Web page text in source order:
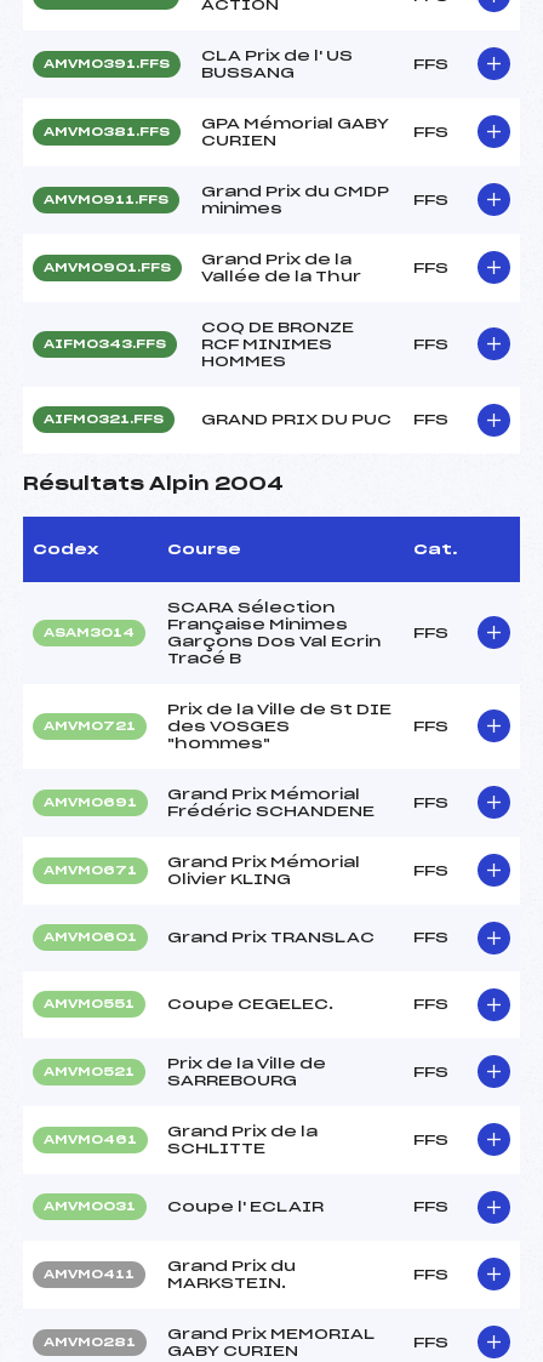
ACTION
AMVM0391.FFS
CLA Prix de l' US
BUSSANG
FFS
AMVM0381.FFS
GPA Mémorial GABY
CURIEN
FFS
AMVM0911.FFS
Grand Prix du CMDP
minimes
FFS
AMVM0901.FFS
Grand Prix de la
Vallée de la Thur
FFS
AIFM0343.FFS
COQ DE BRONZE
RCF MINIMES
HOMMES
FFS
AIFM0321.FFS GRAND PRIX DU PUC FFS
Résultats Alpin 2004
Codex Course Cat.
ASAM3014
SCARA Sélection
Française Minimes
Garçons Dos Val Ecrin
Tracé B
FFS
AMVM0721
Prix de la Ville de St DIE
des VOSGES
"hommes"
FFS
AMVM0691
Grand Prix Mémorial
Frédéric SCHANDENE
FFS
AMVM0671
Grand Prix Mémorial
Olivier KLING
FFS
AMVM0601 Grand Prix TRANSLAC FFS
AMVM0551 Coupe CEGELEC. FFS
AMVM0521
Prix de la Ville de
SARREBOURG
FFS
AMVM0461
Grand Prix de la
SCHLITTE
FFS
AMVM0031 Coupe l' ECLAIR FFS
AMVM0411
Grand Prix du
MARKSTEIN.
FFS
AMVM0281
Grand Prix MEMORIAL
GABY CURIEN
FFS